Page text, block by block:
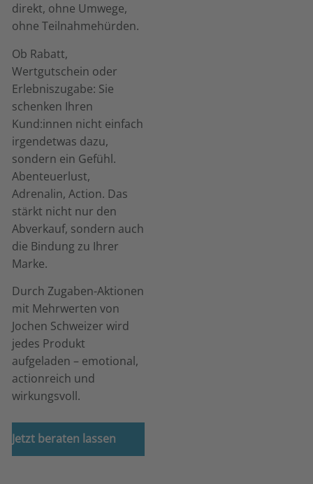
direkt, ohne Umwege,
ohne Teilnahmehürden.
Ob Rabatt,
Wertgutschein oder
Erlebniszugabe: Sie
schenken Ihren
Kund:innen nicht einfach
irgendetwas dazu,
sondern ein Gefühl.
Abenteuerlust,
Adrenalin, Action. Das
stärkt nicht nur den
Abverkauf, sondern auch
die Bindung zu Ihrer
Marke.
Durch Zugaben-Aktionen
mit Mehrwerten von
Jochen Schweizer wird
jedes Produkt
aufgeladen – emotional,
actionreich und
wirkungsvoll.
Jetzt beraten lassen